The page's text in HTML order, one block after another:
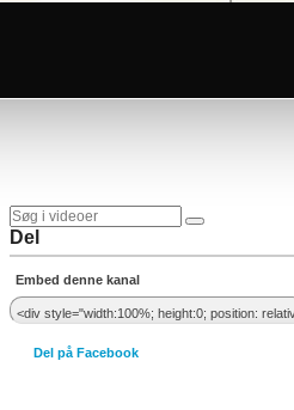
Del
Embed denne kanal
Del på Facebook